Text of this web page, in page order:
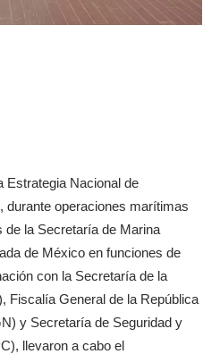
Estrategia Nacional de
durante operaciones marítimas
la Secretaría de Marina
de México en funciones de
con la Secretaría de la
Fiscalía General de la República
y Secretaría de Seguridad y
llevaron a cabo el